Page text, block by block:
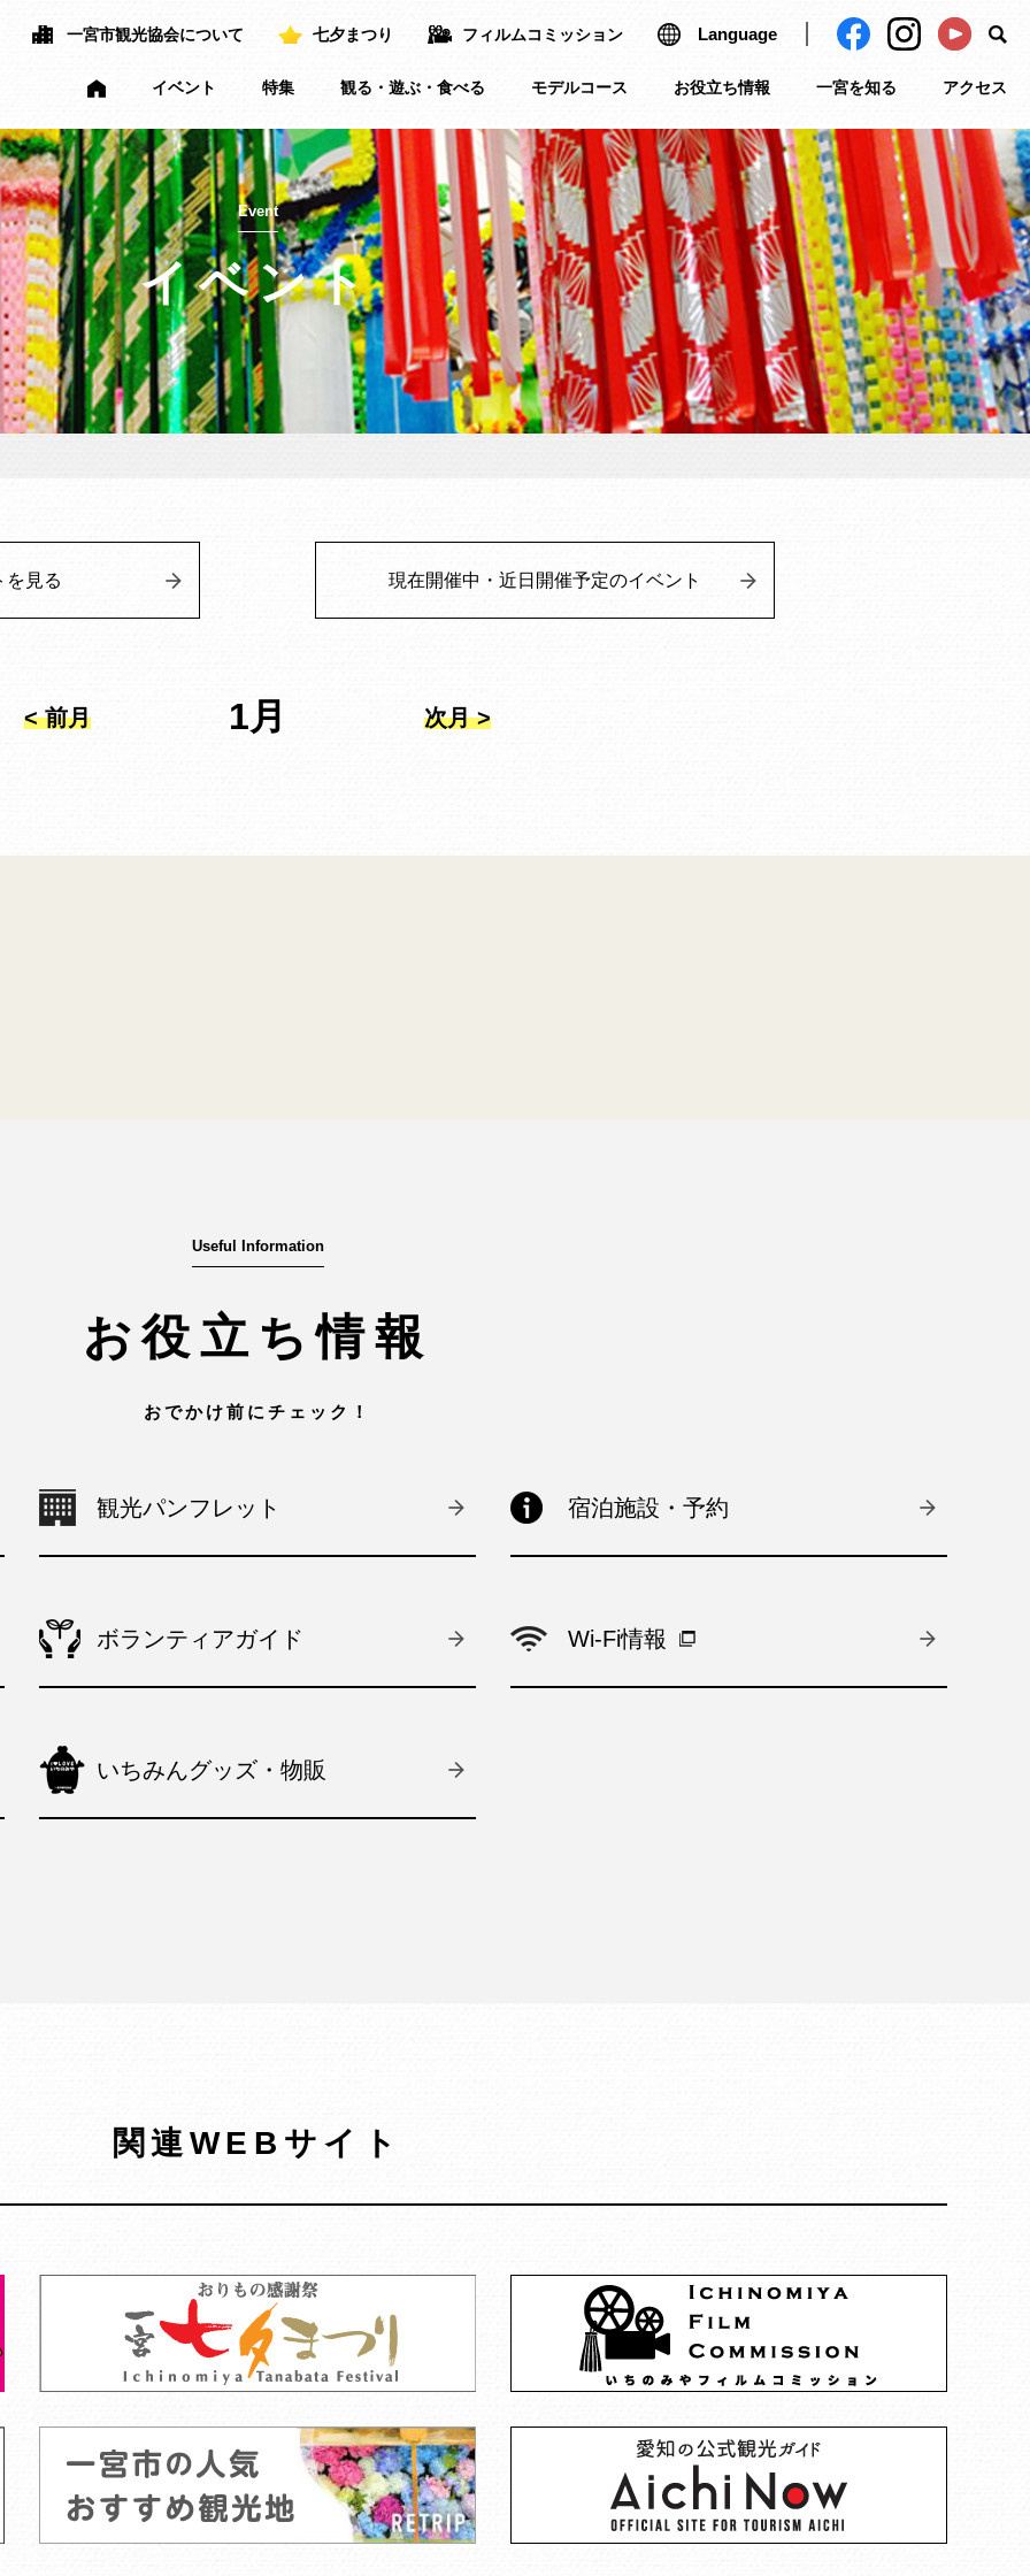
一宮市観光協会について 七夕まつり フィルムコミッション Language
イベント 特集 観る・遊ぶ・食べる モデルコース お役立ち情報 一宮を知る アクセス
Event
イベント
を見る 現在開催中・近日開催予定のイベント
< 前月 1月 次月 >
Useful Information
お役立ち情報
おでかけ前にチェック！
観光パンフレット 宿泊施設・予約
ボランティアガイド Wi-Fi情報
いちみんグッズ・物販
関連WEBサイト